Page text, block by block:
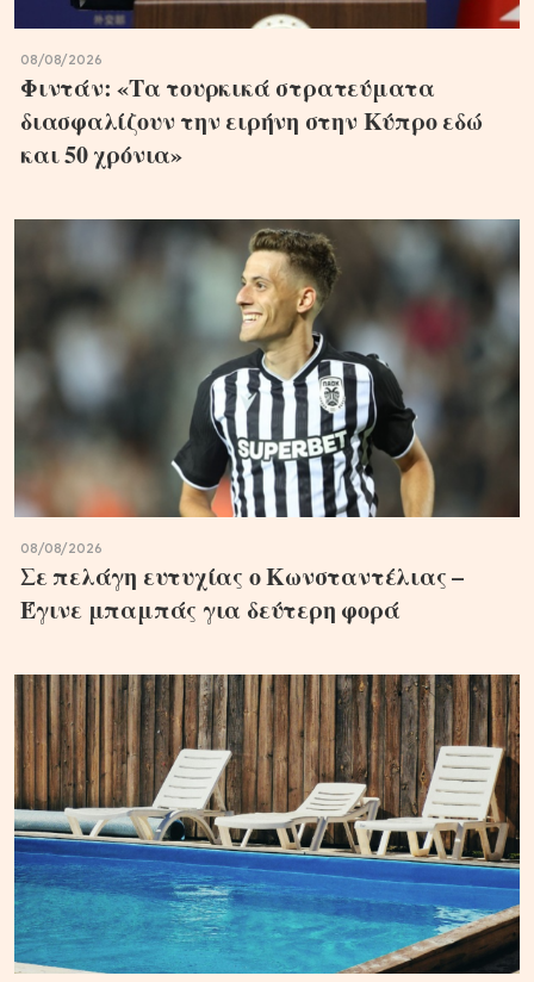
08/08/2026
Φιντάν: «Τα τουρκικά στρατεύματα
διασφαλίζουν την ειρήνη στην Κύπρο εδώ
και 50 χρόνια»
08/08/2026
Σε πελάγη ευτυχίας ο Κωνσταντέλιας –
Έγινε μπαμπάς για δεύτερη φορά